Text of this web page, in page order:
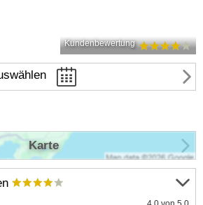
Kundenbewertung
Karte